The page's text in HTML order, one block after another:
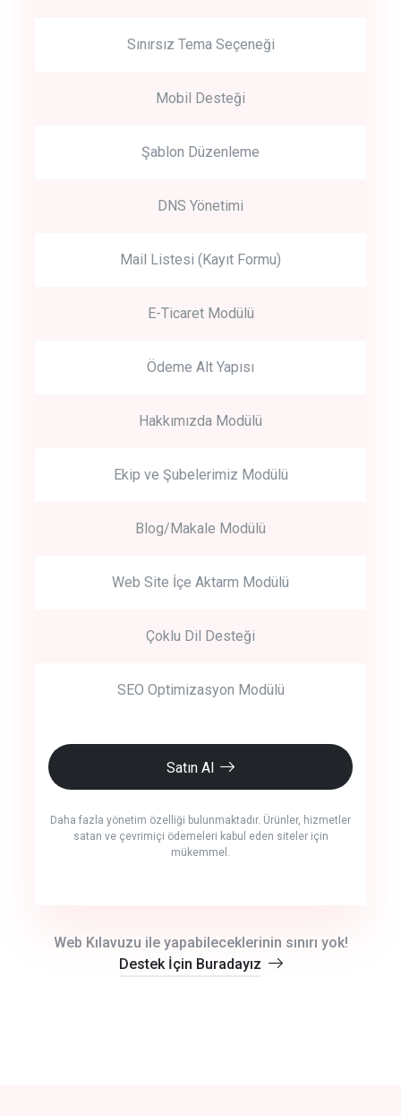
Sınırsız Tema Seçeneği
Mobil Desteği
Şablon Düzenleme
DNS Yönetimi
Mail Listesi (Kayıt Formu)
E-Ticaret Modülü
Ödeme Alt Yapısı
Hakkımızda Modülü
Ekip ve Şubelerimiz Modülü
Blog/Makale Modülü
Web Site İçe Aktarm Modülü
Çoklu Dil Desteği
SEO Optimizasyon Modülü
Satın Al
Daha fazla yönetim özelliği bulunmaktadır. Ürünler, hizmetler
satan ve çevrimiçi ödemeleri kabul eden siteler için
mükemmel.
Web Kılavuzu ile yapabileceklerinin sınırı yok!
Destek İçin Buradayız